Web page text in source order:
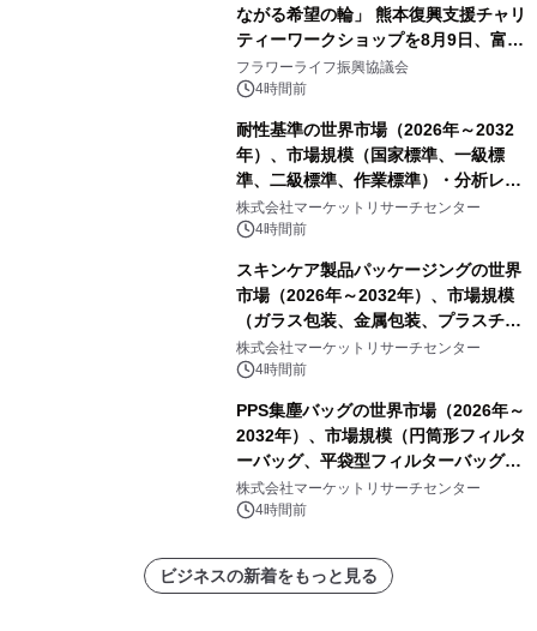
ながる希望の輪」 熊本復興支援チャリ
ティーワークショップを8月9日、富
山・射水で開催
フラワーライフ振興協議会
4時間前
耐性基準の世界市場（2026年～2032
年）、市場規模（国家標準、一級標
準、二級標準、作業標準）・分析レポ
ートを発表
株式会社マーケットリサーチセンター
4時間前
スキンケア製品パッケージングの世界
市場（2026年～2032年）、市場規模
（ガラス包装、金属包装、プラスチッ
ク包装、その他）・分析レポートを発
表
株式会社マーケットリサーチセンター
4時間前
PPS集塵バッグの世界市場（2026年～
2032年）、市場規模（円筒形フィルタ
ーバッグ、平袋型フィルターバッグ、
プリーツフィルターバッグ、その
他）・分析レポートを発表
株式会社マーケットリサーチセンター
4時間前
ビジネスの新着をもっと見る